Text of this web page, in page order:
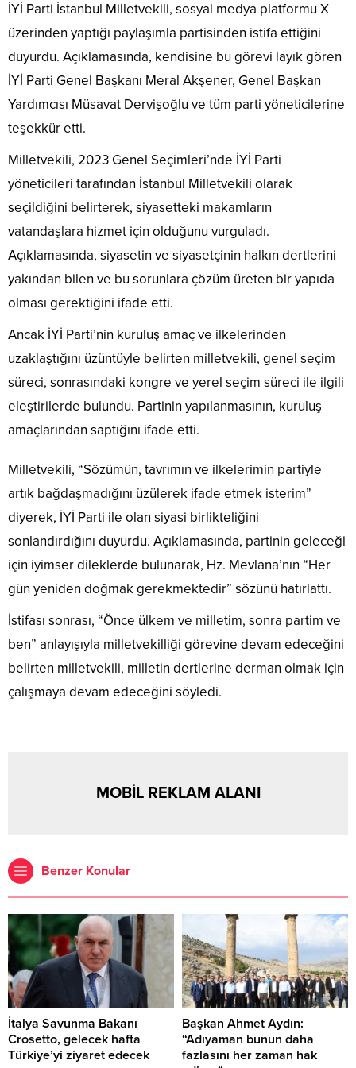
İYİ Parti İstanbul Milletvekili, sosyal medya platformu X
üzerinden yaptığı paylaşımla partisinden istifa ettiğini
duyurdu. Açıklamasında, kendisine bu görevi layık gören
İYİ Parti Genel Başkanı Meral Akşener, Genel Başkan
Yardımcısı Müsavat Dervişoğlu ve tüm parti yöneticilerine
teşekkür etti.
Milletvekili, 2023 Genel Seçimleri’nde İYİ Parti
yöneticileri tarafından İstanbul Milletvekili olarak
seçildiğini belirterek, siyasetteki makamların
vatandaşlara hizmet için olduğunu vurguladı.
Açıklamasında, siyasetin ve siyasetçinin halkın dertlerini
yakından bilen ve bu sorunlara çözüm üreten bir yapıda
olması gerektiğini ifade etti.
Ancak İYİ Parti’nin kuruluş amaç ve ilkelerinden
uzaklaştığını üzüntüyle belirten milletvekili, genel seçim
süreci, sonrasındaki kongre ve yerel seçim süreci ile ilgili
eleştirilerde bulundu. Partinin yapılanmasının, kuruluş
amaçlarından saptığını ifade etti.
Milletvekili, “Sözümün, tavrımın ve ilkelerimin partiyle
artık bağdaşmadığını üzülerek ifade etmek isterim”
diyerek, İYİ Parti ile olan siyasi birlikteliğini
sonlandırdığını duyurdu. Açıklamasında, partinin geleceği
için iyimser dileklerde bulunarak, Hz. Mevlana’nın “Her
gün yeniden doğmak gerekmektedir” sözünü hatırlattı.
İstifası sonrası, “Önce ülkem ve milletim, sonra partim ve
ben” anlayışıyla milletvekilliği görevine devam edeceğini
belirten milletvekili, milletin dertlerine derman olmak için
çalışmaya devam edeceğini söyledi.
MOBİL REKLAM ALANI
Benzer Konular
İtalya Savunma Bakanı
Crosetto, gelecek hafta
Türkiye’yi ziyaret edecek
Başkan Ahmet Aydın:
“Adıyaman bunun daha
fazlasını her zaman hak